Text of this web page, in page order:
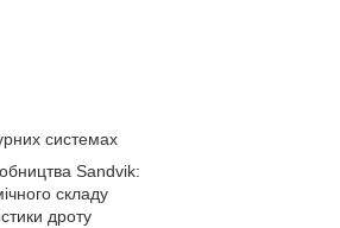
системах
Sandvik:
складу
дроту